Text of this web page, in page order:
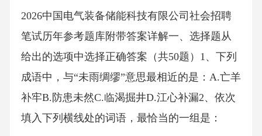
2026中国电气装备储能科技有限公司社会招聘
笔试历年参考题库附带答案详解一、选择题从
给出的选项中选择正确答案（共50题）1、下列
成语中，与“未雨绸缪”意思最相近的是：A.亡羊
补牢B.防患未然C.临渴掘井D.江心补漏2、依次
填入下列横线处的词语，最恰当的一组是：